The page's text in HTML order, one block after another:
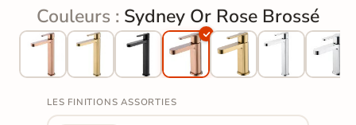
Couleurs : Sydney Or Rose Brossé
LES FINITIONS ASSORTIES